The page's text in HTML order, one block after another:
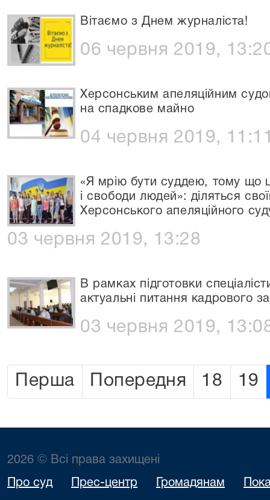
Вітаємо з Днем журналіста!
06 червня 2019,
Херсонським апеляційним
на спадкове майно
04 червня 2019,
«Я мрію бути суддею, тому що
і свободи людей»: діляться
Херсонського апеляційного
03 червня 2019, 13:28
В рамках підготовки
актуальні питання кадрового
03 червня 2019,
Перша Попередня 18 19
2026 © Всі права захищені
Про суд Прес-центр Громадянам